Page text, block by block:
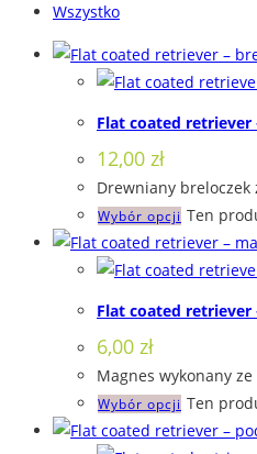
Wszystko
Flat coated retriever
12,00 zł
Drewniany
Wybór opcji Ten
Flat coated retriever
6,00 zł
Magnes wykonany
Wybór opcji Ten